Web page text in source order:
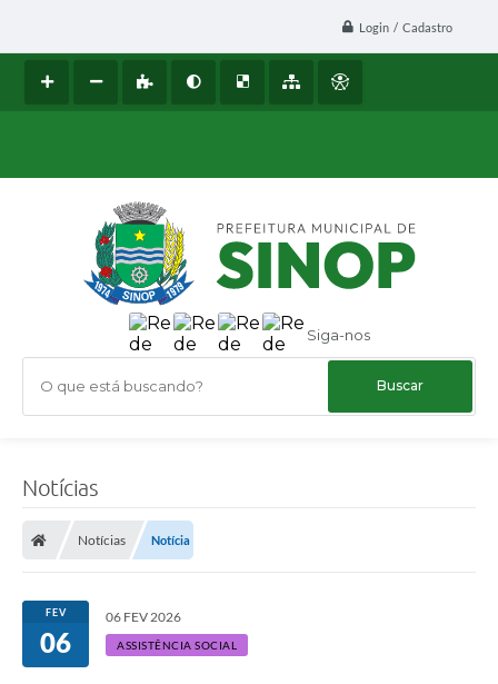
Login / Cadastro
Siga-nos
O que está buscando?
Notícias
Notícias Notícia
FEV
06
06 FEV 2026
ASSISTÊNCIA SOCIAL